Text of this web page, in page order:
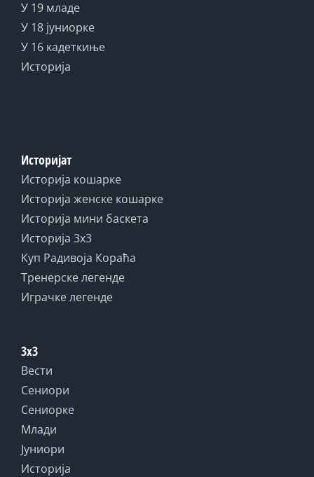
У 19 младе
У 18 јуниорке
У 16 кадеткиње
Историја
Историјат
Историја кошарке
Историја женске кошарке
Историја мини баскета
Историја 3x3
Куп Радивоја Кораћа
Тренерске легенде
Играчке легенде
3x3
Вести
Сениори
Сениорке
Млади
Јуниори
Историја